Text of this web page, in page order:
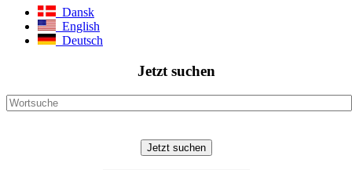
Dansk
English
Deutsch
Jetzt suchen